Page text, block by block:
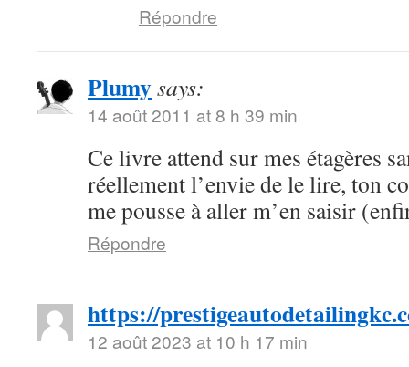
Répondre
Plumysays:
14 août 2011 at 8 h 39 min
Ce livre attend sur mes étagères
réellement l’envie de le lire, ton
me pousse à aller m’en saisir
Répondre
https://
12 août 2023 at 10 h 17 min